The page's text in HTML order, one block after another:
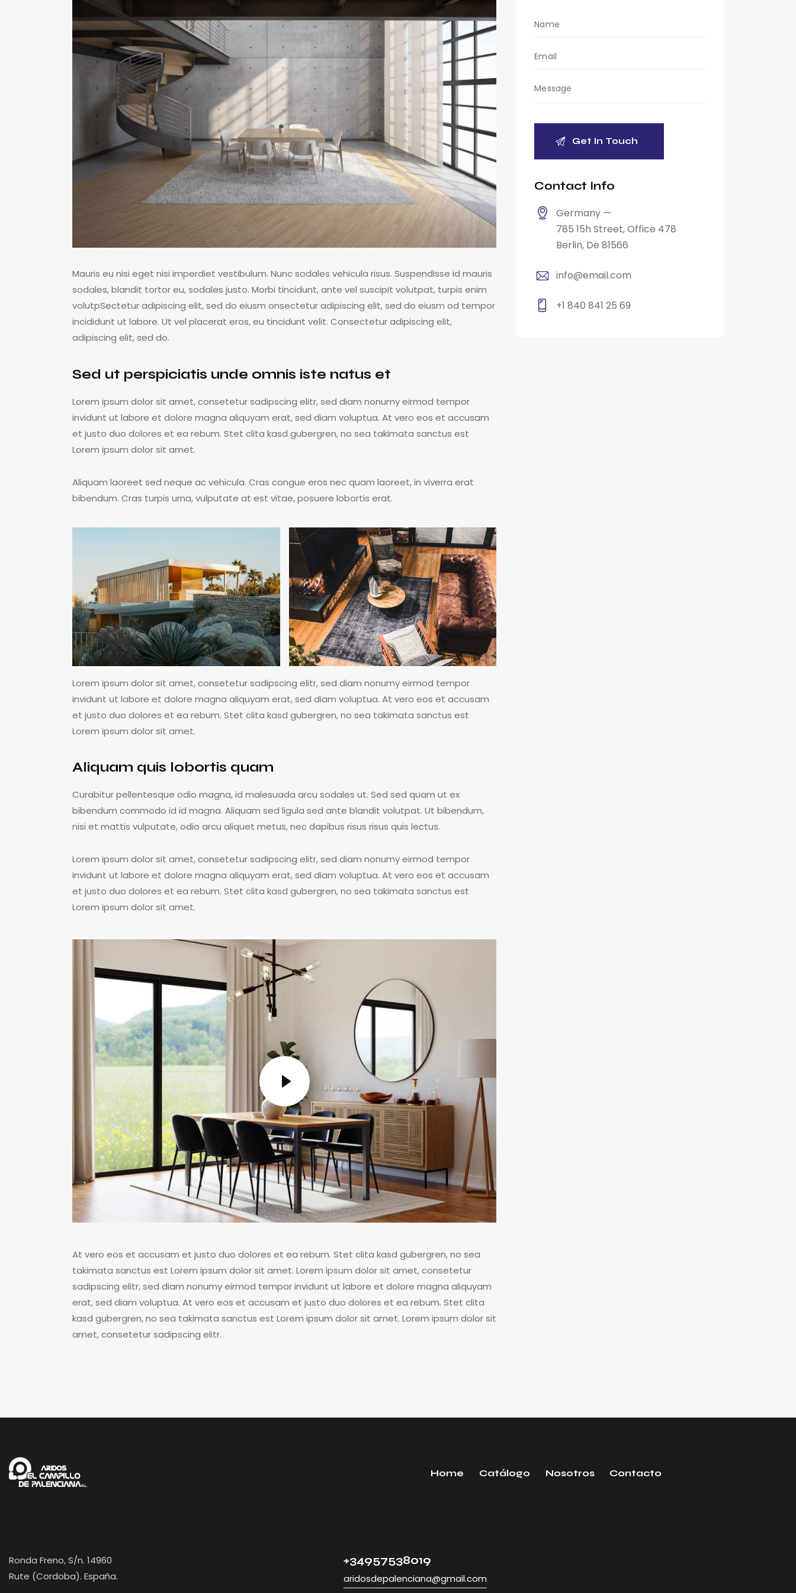
Mauris eu nisi eget nisi imperdiet vestibulum. Nunc sodales vehicula risus. Suspendisse id mauris
sodales, blandit tortor eu, sodales justo. Morbi tincidunt, ante vel suscipit volutpat, turpis enim
volutpSectetur adipiscing elit, sed do eiusm onsectetur adipiscing elit, sed do eiusm od tempor
incididunt ut labore. Ut vel placerat eros, eu tincidunt velit. Consectetur adipiscing elit,
adipiscing elit, sed do.
Sed ut perspiciatis unde omnis iste natus et
Lorem ipsum dolor sit amet, consetetur sadipscing elitr, sed diam nonumy eirmod tempor
invidunt ut labore et dolore magna aliquyam erat, sed diam voluptua. At vero eos et accusam
et justo duo dolores et ea rebum. Stet clita kasd gubergren, no sea takimata sanctus est
Lorem ipsum dolor sit amet.
Aliquam laoreet sed neque ac vehicula. Cras congue eros nec quam laoreet, in viverra erat
bibendum. Cras turpis urna, vulputate at est vitae, posuere lobortis erat.
Lorem ipsum dolor sit amet, consetetur sadipscing elitr, sed diam nonumy eirmod tempor
invidunt ut labore et dolore magna aliquyam erat, sed diam voluptua. At vero eos et accusam
et justo duo dolores et ea rebum. Stet clita kasd gubergren, no sea takimata sanctus est
Lorem ipsum dolor sit amet.
Aliquam quis lobortis quam
Curabitur pellentesque odio magna, id malesuada arcu sodales ut. Sed sed quam ut ex
bibendum commodo id id magna. Aliquam sed ligula sed ante blandit volutpat. Ut bibendum,
nisi et mattis vulputate, odio arcu aliquet metus, nec dapibus risus risus quis lectus.
Lorem ipsum dolor sit amet, consetetur sadipscing elitr, sed diam nonumy eirmod tempor
invidunt ut labore et dolore magna aliquyam erat, sed diam voluptua. At vero eos et accusam
et justo duo dolores et ea rebum. Stet clita kasd gubergren, no sea takimata sanctus est
Lorem ipsum dolor sit amet.
At vero eos et accusam et justo duo dolores et ea rebum. Stet clita kasd gubergren, no sea
takimata sanctus est Lorem ipsum dolor sit amet. Lorem ipsum dolor sit amet, consetetur
sadipscing elitr, sed diam nonumy eirmod tempor invidunt ut labore et dolore magna aliquyam
erat, sed diam voluptua. At vero eos et accusam et justo duo dolores et ea rebum. Stet clita
kasd gubergren, no sea takimata sanctus est Lorem ipsum dolor sit amet. Lorem ipsum dolor sit
amet, consetetur sadipscing elitr.
Contact Info
Germany —
785 15h Street, Office 478
Berlin, De 81566
info@email.com
+1 840 841 25 69
Home Catálogo Nosotros Contacto
Ronda Freno, S/n. 14960
Rute (Cordoba). España.
+34957538019
aridosdepalenciana@gmail.com